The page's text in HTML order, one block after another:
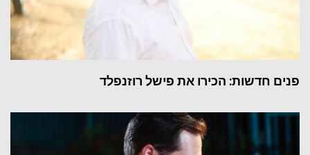
פנים חדשות: הכירו את פישל רוזנפלד